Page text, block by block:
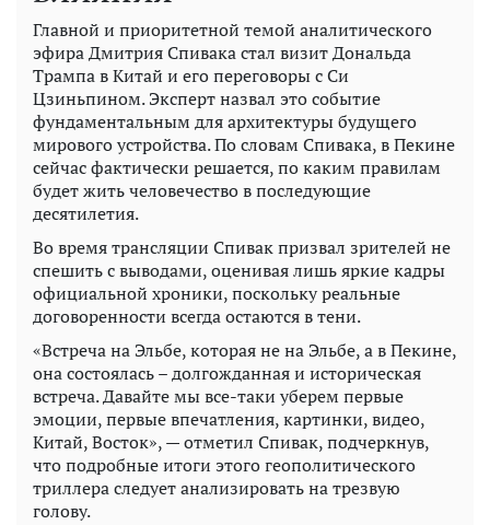
Главной и приоритетной темой аналитического
эфира Дмитрия Спивака стал визит Дональда
Трампа в Китай и его переговоры с Си
Цзиньпином. Эксперт назвал это событие
фундаментальным для архитектуры будущего
мирового устройства. По словам Спивака, в Пекине
сейчас фактически решается, по каким правилам
будет жить человечество в последующие
десятилетия.
Во время трансляции Спивак призвал зрителей не
спешить с выводами, оценивая лишь яркие кадры
официальной хроники, поскольку реальные
договоренности всегда остаются в тени.
«Встреча на Эльбе, которая не на Эльбе, а в Пекине,
она состоялась – долгожданная и историческая
встреча. Давайте мы все-таки уберем первые
эмоции, первые впечатления, картинки, видео,
Китай, Восток», — отметил Спивак, подчеркнув,
что подробные итоги этого геополитического
триллера следует анализировать на трезвую
голову.